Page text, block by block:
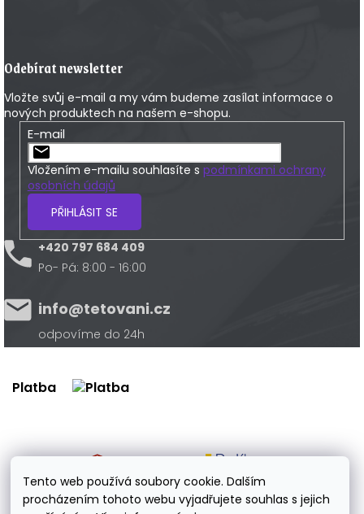
Tento web používá soubory cookie. Dalším
procházením tohoto webu vyjadřujete souhlas s jejich
Odebírat newsletter
Vložte svůj e-mail a my vám budeme zasílat informace o
nových produktech na našem e-shopu.
E-mail
Vložením e-mailu souhlasíte s podmínkami ochrany
osobních údajů
PŘIHLÁSIT SE
+420 797 684 409
Po- Pá: 8:00 - 16:00
info@tetovani.cz
odpovíme do 24h
Platba
Doprava